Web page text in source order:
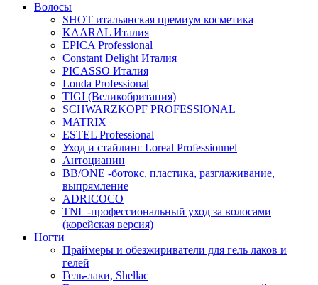
Волосы
SHOT итальянская премиум косметика
KAARAL Италия
EPICA Professional
Constant Delight Италия
PICASSO Италия
Londa Professional
TIGI (Великобритания)
SCHWARZKOPF PROFESSIONAL
MATRIX
ESTEL Professional
Уход и стайлинг Loreal Professionnel
Антоцианин
BB/ONE -ботокс, пластика, разглаживание,
выпрямление
ADRICOCO
TNL -профессиональный уход за волосами
(корейская версия)
Ногти
Праймеры и обезжириватели для гель лаков и
гелей
Гель-лаки, Shellac